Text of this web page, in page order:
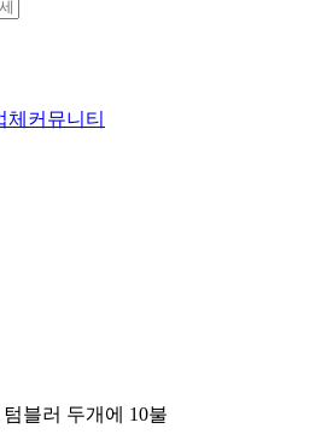
체 커뮤니티
블러 두개에 10불